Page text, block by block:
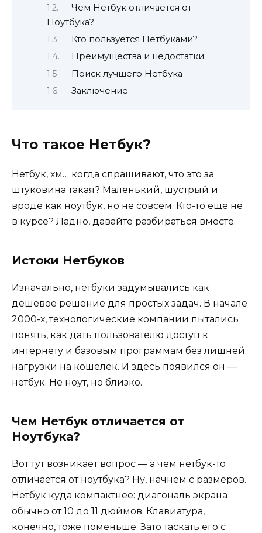
Чем Нетбук отличается от
Ноутбука?
Кто пользуется Нетбуками?
Преимущества и недостатки
Поиск лучшего Нетбука
Заключение
Что такое Нетбук?
Нетбук, хм… когда спрашивают, что это за
штуковина такая? Маленький, шустрый и
вроде как ноутбук, но не совсем. Кто-то ещё не
в курсе? Ладно, давайте разбираться вместе.
Истоки Нетбуков
Изначально, нетбуки задумывались как
дешёвое решение для простых задач. В начале
2000-х, технологические компании пытались
понять, как дать пользователю доступ к
интернету и базовым программам без лишней
нагрузки на кошелёк. И здесь появился он —
нетбук. Не ноут, но близко.
Чем Нетбук отличается от
Ноутбука?
Вот тут возникает вопрос — а чем нетбук-то
отличается от ноутбука? Ну, начнем с размеров.
Нетбук куда компактнее: диагональ экрана
обычно от 10 до 11 дюймов. Клавиатура,
конечно, тоже поменьше. Зато таскать его с